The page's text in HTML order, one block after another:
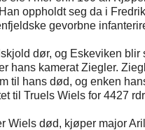
oppholdt seg da i
gevorbne
dør, og Eskeviken blir
hans kamerat Ziegler.
til hans død, og enken
til Truels Wiels for 4427
Wiels død, kjøper major